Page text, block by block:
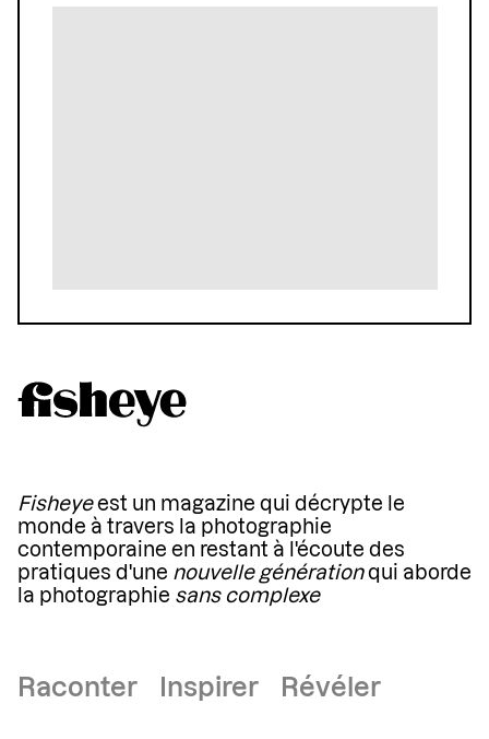
Fisheyeest un magazine qui décrypte le
monde à travers la photographie
contemporaine en restant à l'écoute des
pratiques d'une nouvelle générationqui aborde
la photographie sans complexe
Raconter Inspirer Révéler